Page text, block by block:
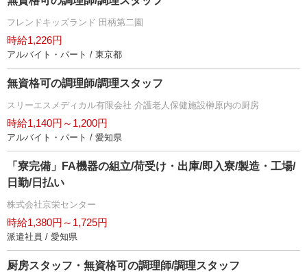
フレンドキッズランド 田柄第二園
時給1,226円
アルバイト・パート / 東京都
無資格可の調理師/調理スタッフ
スリーエスメディカル有限会社 介護老人保健施設榊原内の厨房
時給1,140円～1,200円
アルバイト・パート / 愛知県
「寮完備」FA機器の組立/荷受け・出庫/即入寮/製造・工場/
日勤/日払い
株式会社京栄センター
時給1,380円～1,725円
派遣社員 / 愛知県
厨房スタッフ・無資格可の調理師/調理スタッフ